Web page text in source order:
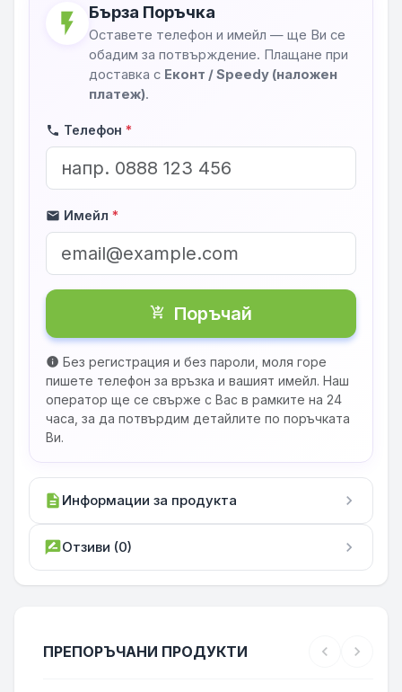
flash_on Бърза Поръчка
Оставете телефон и имейл — ще Ви се
обадим за потвърждение. Плащане при
доставка с Еконт / Speedy (наложен
платеж).
phone Телефон *
mail Имейл *
shopping_cart_checkout Поръчай
info Без регистрация и без пароли, моля горе
пишете телефон за връзка и вашият имейл. Наш
оператор ще се свърже с Вас в рамките на 24
часа, за да потвърдим детайлите по поръчката
Ви.
description Информации за продукта chevron_right
rate_reviewОтзиви (0) chevron_right
ПРЕПОРЪЧАНИ ПРОДУКТИ chevron_left chevron_right